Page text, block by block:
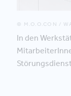
© M.O.O.CON /
In den